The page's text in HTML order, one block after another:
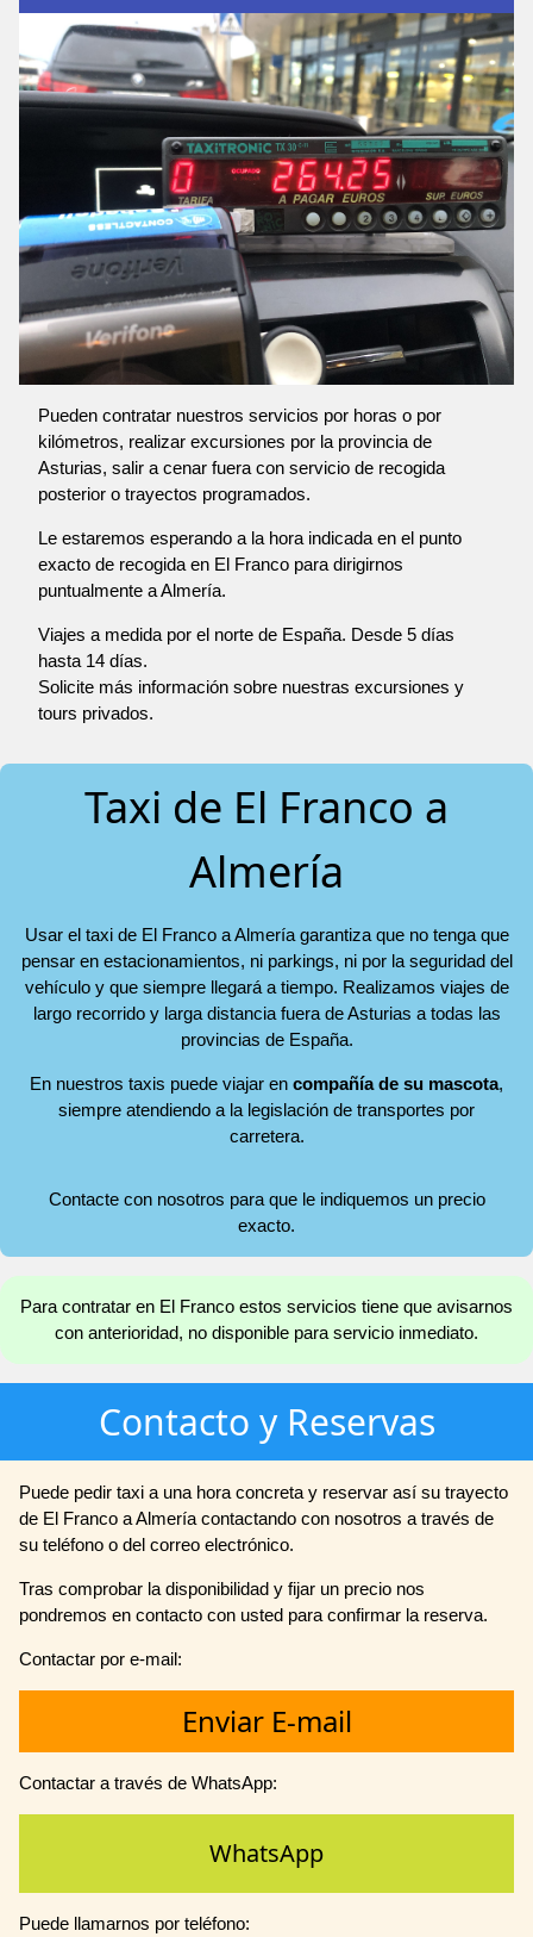
Pueden contratar nuestros servicios por horas o por
kilómetros, realizar excursiones por la provincia de
Asturias, salir a cenar fuera con servicio de recogida
posterior o trayectos programados.
Le estaremos esperando a la hora indicada en el punto
exacto de recogida en El Franco para dirigirnos
puntualmente a Almería.
Viajes a medida por el norte de España. Desde 5 días
hasta 14 días.
Solicite más información sobre nuestras excursiones y
tours privados.
Taxi de El Franco a
Almería
Usar el taxi de El Franco a Almería garantiza que no tenga que
pensar en estacionamientos, ni parkings, ni por la seguridad del
vehículo y que siempre llegará a tiempo. Realizamos viajes de
largo recorrido y larga distancia fuera de Asturias a todas las
provincias de España.
En nuestros taxis puede viajar en compañía de su mascota,
siempre atendiendo a la legislación de transportes por
carretera.
Contacte con nosotros para que le indiquemos un precio
exacto.
Para contratar en El Franco estos servicios tiene que avisarnos
con anterioridad, no disponible para servicio inmediato.
Contacto y Reservas
Puede pedir taxi a una hora concreta y reservar así su trayecto
de El Franco a Almería contactando con nosotros a través de
su teléfono o del correo electrónico.
Tras comprobar la disponibilidad y fijar un precio nos
pondremos en contacto con usted para confirmar la reserva.
Contactar por e-mail:
Enviar E-mail
Contactar a través de WhatsApp:
WhatsApp
Puede llamarnos por teléfono: